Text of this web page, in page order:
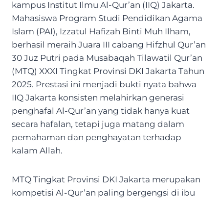
kampus Institut Ilmu Al-Qur’an (IIQ) Jakarta.
Mahasiswa Program Studi Pendidikan Agama
Islam (PAI), Izzatul Hafizah Binti Muh Ilham,
berhasil meraih Juara III cabang Hifzhul Qur’an
30 Juz Putri pada Musabaqah Tilawatil Qur’an
(MTQ) XXXI Tingkat Provinsi DKI Jakarta Tahun
2025. Prestasi ini menjadi bukti nyata bahwa
IIQ Jakarta konsisten melahirkan generasi
penghafal Al-Qur’an yang tidak hanya kuat
secara hafalan, tetapi juga matang dalam
pemahaman dan penghayatan terhadap
kalam Allah.
MTQ Tingkat Provinsi DKI Jakarta merupakan
kompetisi Al-Qur’an paling bergengsi di ibu